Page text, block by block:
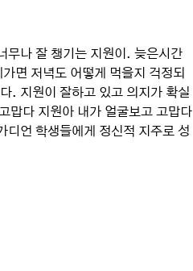
무나 잘 챙기는 지원이. 늦은시간
면 저녁도 어떻게 먹을지 걱정되
. 지원이 잘하고 있고 의지가 확실
맙다 지원아 내가 얼굴보고 고맙다
디언 학생들에게 정신적 지주로 성